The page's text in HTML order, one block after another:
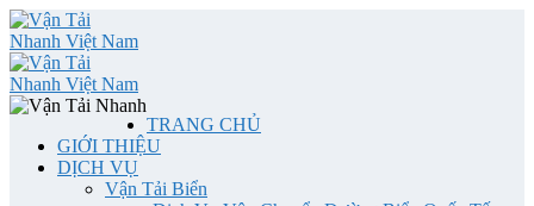
TRANG CHỦ
GIỚI THIỆU
DỊCH VỤ
Vận Tải Biển